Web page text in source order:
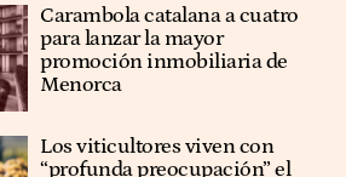
Carambola catalana a cuatro
para lanzar la mayor
promoción inmobiliaria de
Menorca
Los viticultores viven con
“profunda preocupación” el